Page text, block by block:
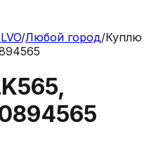
/Любой город/Куплю